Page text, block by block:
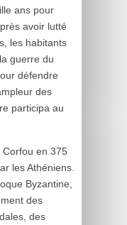
ans pour
avoir lutté
les habitants
guerre du
défendre
des
participa au
Corfou en 375
les Athéniens.
Byzantine,
des
des